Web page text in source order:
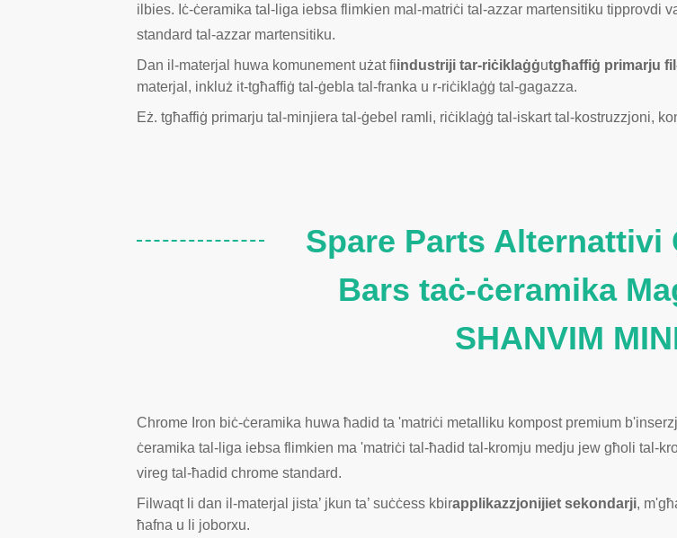
ilbies. Iċ-ċeramika tal-liga iebsa flimkien mal-matriċi tal-azzar martensitiku tipprovdi
standard tal-azzar martensitiku.
Dan il-materjal huwa komunement użat fiindustriji tar-riċiklaġġutgħaffiġ primarju
materjal, inkluż it-tgħaffiġ tal-ġebla tal-franka u r-riċiklaġġ tal-gagazza.
Eż. tgħaffiġ primarju tal-minjiera tal-ġebel ramli, riċiklaġġ tal-iskart tal-kostruzzjoni,
Spare Parts Alternattivi
Bars taċ-ċeramika
SHANVIM
Chrome Iron biċ-ċeramika huwa ħadid ta 'matriċi metalliku kompost premium
ċeramika tal-liga iebsa flimkien ma 'matriċi tal-ħadid tal-kromju medju jew għoli tal-
vireg tal-ħadid chrome standard.
Filwaqt li dan il-materjal jista’ jkun ta’ suċċess kbirapplikazzjonijiet sekondarji,
ħafna u li joborxu.